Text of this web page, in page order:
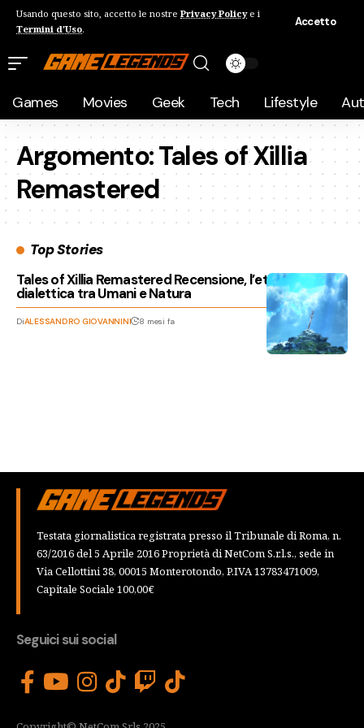
Usando questo sito, accetto le nostre Privacy Policye i
Termini d'Uso.
Accetto
Games Movies Geek Tech Lifestyle
Argomento:Tales of Xillia
Remastered
Top Stories
Tales of Xillia Remastered Recensione, l’eterna
dialettica tra Umani e Natura
DiALESSANDRO GIOVANNINI 8 mesi fa
Testata giornalistica registrata presso il Tribunale di Roma, n.
63/2016 del 5 Aprile 2016 Proprietà di NetCom S.r.l.s., sede in
Via Cellottini 38, 00015 Monterotondo, P.IVA 13783471009,
Capitale Sociale 100,00€
Seguici sui social